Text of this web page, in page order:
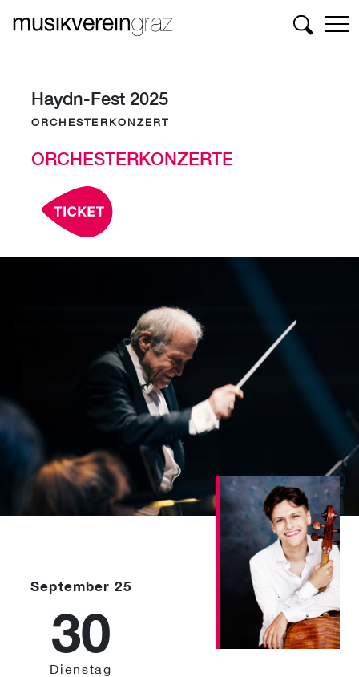
Suchen
Haydn-Fest 2025
ORCHESTERKONZERT
ORCHESTERKONZERTE
September 25
30
Dienstag